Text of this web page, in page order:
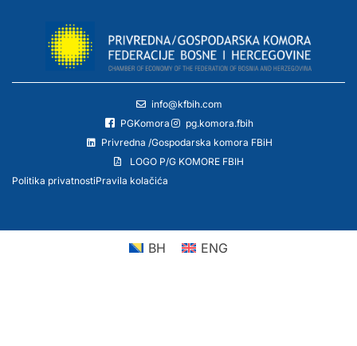
info@kfbih.com
PGKomora
pg.komora.fbih
Privredna /Gospodarska komora FBiH
LOGO P/G KOMORE FBIH
Politika privatnostiPravila kolačića
BH ENG